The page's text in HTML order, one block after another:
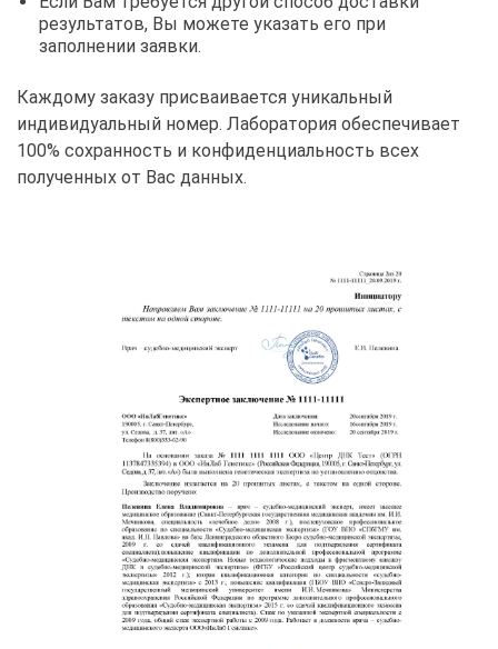
результатов, Вы можете указать его при
заполнении заявки.
Каждому заказу присваивается уникальный
индивидуальный номер. Лаборатория обеспечивает
100% сохранность и конфиденциальность всех
полученных от Вас данных.